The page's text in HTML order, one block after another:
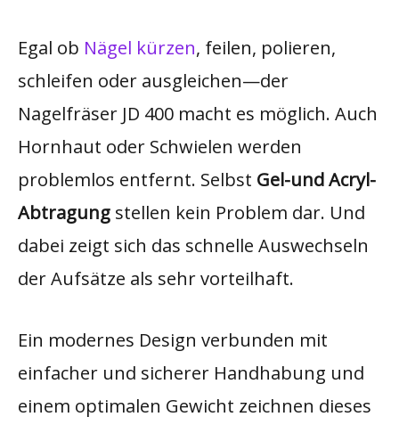
Egal ob Nägel kürzen, feilen, polieren,
schleifen oder ausgleichen—der
Nagelfräser JD 400 macht es möglich. Auch
Hornhaut oder Schwielen werden
problemlos entfernt. Selbst Gel-und Acryl-
Abtragung stellen kein Problem dar. Und
dabei zeigt sich das schnelle Auswechseln
der Aufsätze als sehr vorteilhaft.
Ein modernes Design verbunden mit
einfacher und sicherer Handhabung und
einem optimalen Gewicht zeichnen dieses